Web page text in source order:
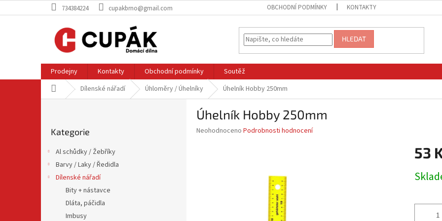
na
734384224 cupakbrno@gmail.com OBCHODNÍ PODMÍNKY KONTAKTY
HLEDAT
Prodejny Kontakty Obchodní podmínky
Soutěž
Domů Dílenské nářadí Úhloměry / Úhelníky Úhelník Hobby 250mm
kategorie
Kategorie
Al schůdky / Žebříky
Barvy / Laky / Ředidla
Dílenské nářadí
Bity + nástavce
Dláta, páčidla
Imbusy
Úhelník Hobby 250mm
Průměrné
Neohodnoceno Podrobnosti hodnocení
53
cena: